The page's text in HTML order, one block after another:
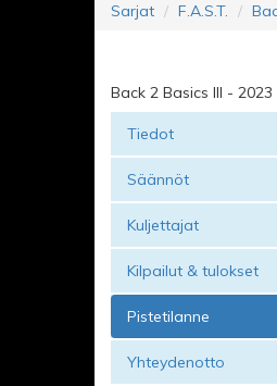
Sarjat F.A.S.T.
Back 2 Basics III - 2023
Tiedot
Säännöt
Kuljettajat
Kilpailut & tulokset
Pistetilanne
Yhteydenotto